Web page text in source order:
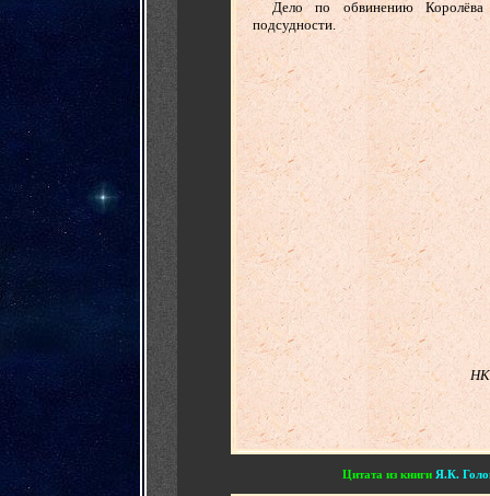
...... Дело по обвинению
подсудности.
Цитата из книги Я.К.